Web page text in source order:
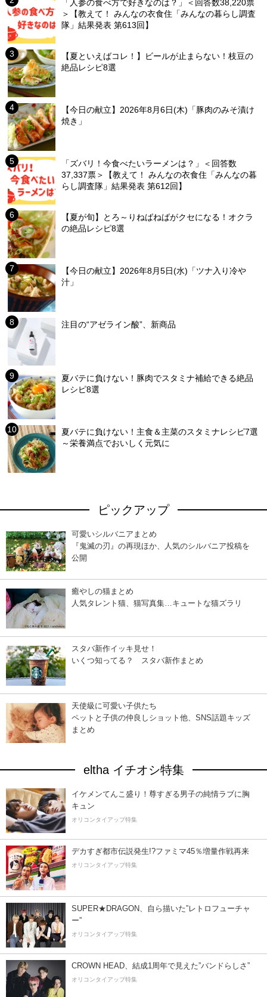
「人参の食べ方で好きなのは？」＜回答数38,220票
＞【教えて！ みんなの衣食住「みんなの暮らし調査
隊」結果発表 第613回】
【夏といえばコレ！】ビールが止まらない！枝豆の
絶品レシピ8選
【今日の献立】2026年8月6日(木)「豚肉のみそ漬け
焼き」
「ズバリ！今食べたいラーメンは？」＜回答数
37,337票＞【教えて！ みんなの衣食住「みんなの暮
らし調査隊」結果発表 第612回】
【夏が旬】とろ～りねばねばがクセになる！オクラ
の絶品レシピ8選
【今日の献立】2026年8月5日(水)「ツナ入り冷
汁」
注目の“アゼライン酸”、新商品
夏バテに負けない！豚肉でスタミナ補給できる絶品
レシピ8選
夏バテに負けない！主食＆主菜のスタミナレシピ7選
～栄養満点でおいしく元気に
ピックアップ
可愛いシルバニアまとめ
『鬼滅の刃』の再現ほか、人気のシルバニア投稿を
公開
癒やしの猫まとめ
人気タレント猫、猫写真集…キュートな猫ズラリ
スタバ新作イッキ見せ！
いくつ知ってる？ スタバ新作まとめ
天使級に可愛い子供たち
ペットと子供の仲良しショット他、SNS話題キッズ
まとめ
eltha イチオシ特集
イケメンてんこ盛り！尊すぎる男子の純情ラブに胸
キュン
オリコンタイアップ特集
デカすぎ都市伝説発生!?ファミマ45％増量作戦再来
オリコンタイアップ特集
SUPER★DRAGON、自ら描いた”レトロフューチャ
ー”
オリコンタイアップ特集
CROWN HEAD、結成1周年で見えた”バンドらしさ”
オリコンタイアップ特集